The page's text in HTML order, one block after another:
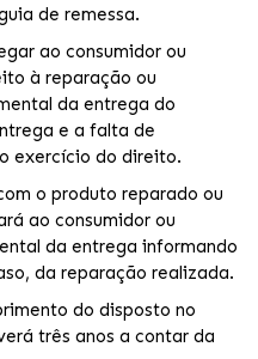
de remessa.
ao consumidor ou
à reparação ou
da entrega do
e a falta de
exercício do direito.
o produto reparado ou
ao consumidor ou
da entrega informando
da reparação realizada.
do disposto no
três anos a contar da